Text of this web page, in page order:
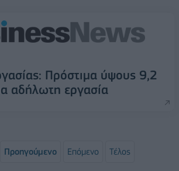
Πρόστιμα ύψους 9,2
αδήλωτη εργασία
Προηγούμενο Επόμενο Τέλος